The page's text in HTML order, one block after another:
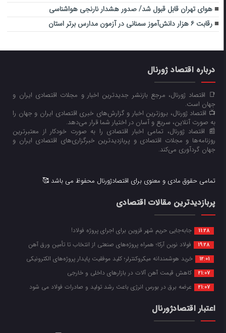
هوای تهران قابل قبول شد/ صدور هشدار نارنجی هواشناسی
رقابت ۶ هزار دانش‌آموز سمنانی در آزمون مدارس برتر استان
درباره اقتصاد ژورنال
📑 اقتصاد ژورنال، مرجع بازنشر جدیدترین اخبار و مجلات اقتصادی ایران و
جهان است.
📺 اقتصاد ژورنال، بروزترین اخبار و گزارش‌های خبری اقتصادی ایران و جهان را
به صورت آنلاین، سریع و آسان در اختیار شما قرار می‌‌دهد.
📰 اقتصاد ژورنال، تمامی اخبار اقتصادی را به صورت خودکار از معتبرترین
روزنامه‌ها و مجلات اقتصادی و پربازدیدترین خبرگزاری‌های اقتصادی ایران و
جهان گردآوری می‌کند.
تمامی حقوق مادی و معنوی برای اقتصادژورنال محفوظ می باشد 🥰
پربازدیدترین مقالات اقتصادی
11:28 جابه‌جایی حریم شهر قزوین برای اجرای پروژه فولاد!
19:28 فولاد نوین آرکا؛ همراه پروژه‌های صنعتی از انتخاب تا تأمین ورق آهن
12:01 خرید هوشمندانه میکروکنترلر؛ کلید موفقیت پایدار پروژه‌های الکترونیکی
21:07 کاهش قیمت آهن آلات در بازارهای داخلی و خارجی
21:07 عرضه برق در بورس انرژی باعث رشد تولید و صادرات فولاد می شود
اعتبار اقتصادژورنال